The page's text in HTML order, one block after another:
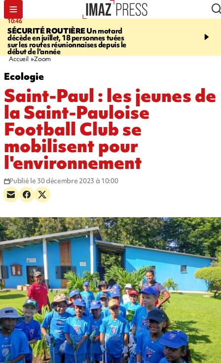
10:46
SÉCURITÉ ROUTIÈREUn motard
décède en juillet, 18 personnes tuées
sur les routes réunionnaises depuis le
début de l'année
13:49
mineurs - un courrier
Accueil Zoom
Ecologie
Saint-Paul : les jeunes de
la Saint-Pauloise
Football Club se
mobilisent pour
l'environnement
Publié le 30 décembre 2023 à 10:00